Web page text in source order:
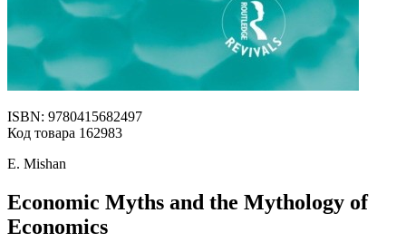
ISBN: 9780415682497
Код товара 162983
E. Mishan
Economic Myths and the Mythology of
Economics